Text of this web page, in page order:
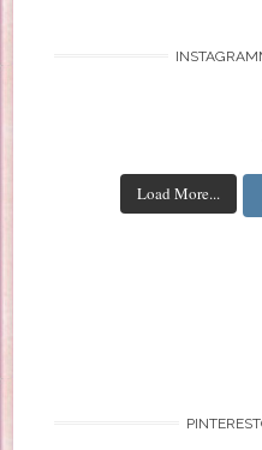
Load More...